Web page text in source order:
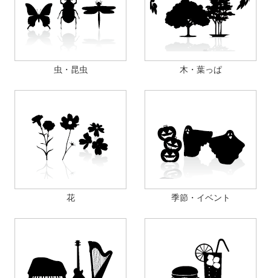
虫・昆虫 木・葉っぱ
花 季節・イベント